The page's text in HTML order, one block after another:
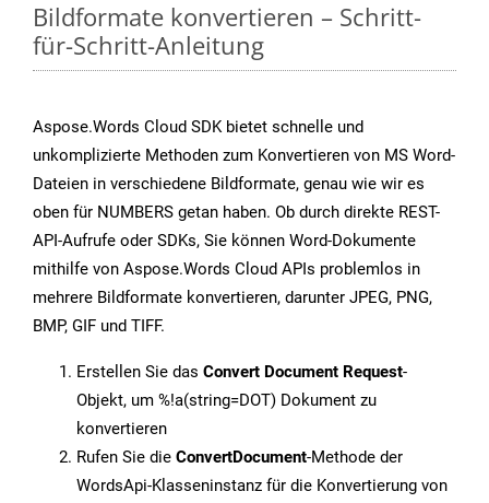
Bildformate konvertieren – Schritt-
für-Schritt-Anleitung
Aspose.Words Cloud SDK bietet schnelle und
unkomplizierte Methoden zum Konvertieren von MS Word-
Dateien in verschiedene Bildformate, genau wie wir es
oben für NUMBERS getan haben. Ob durch direkte REST-
API-Aufrufe oder SDKs, Sie können Word-Dokumente
mithilfe von Aspose.Words Cloud APIs problemlos in
mehrere Bildformate konvertieren, darunter JPEG, PNG,
BMP, GIF und TIFF.
Erstellen Sie das Convert Document Request-
Objekt, um %!a(string=DOT) Dokument zu
konvertieren
Rufen Sie die ConvertDocument-Methode der
WordsApi-Klasseninstanz für die Konvertierung von